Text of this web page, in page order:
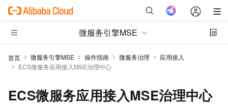
微服务引擎MSE
首页 微服务引擎MSE 操作指南 微服务治理
应用接入
ECS微服务应用接入MSE治理中心
ECS微服务应用接入MSE治理中心